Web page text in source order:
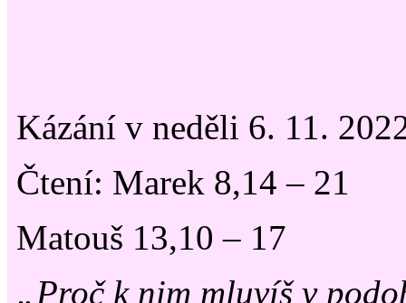
Kázání v neděli 6. 11.
Čtení: Marek 8,14 – 21
Matouš 13,10 – 17
„Proč k nim mluvíš v